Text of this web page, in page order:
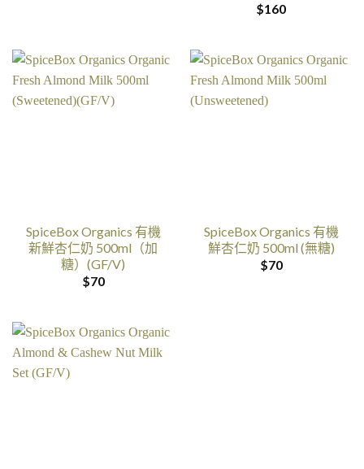
$160
SpiceBox Organics 有機
新鮮杏仁奶 500ml（加
糖）(GF/V)
$70
SpiceBox Organics 有機
鮮杏仁奶 500ml (無糖)
$70